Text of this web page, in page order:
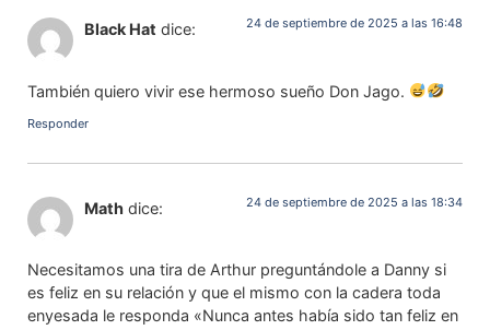
Black Hat dice: 24 de septiembre de 2025 a las 16:48
También quiero vivir ese hermoso sueño Don Jago.
Responder
Math dice: 24 de septiembre de 2025 a las 18:34
Necesitamos una tira de Arthur preguntándole a Danny si
es feliz en su relación y que el mismo con la cadera toda
enyesada le responda «Nunca antes había sido tan feliz en